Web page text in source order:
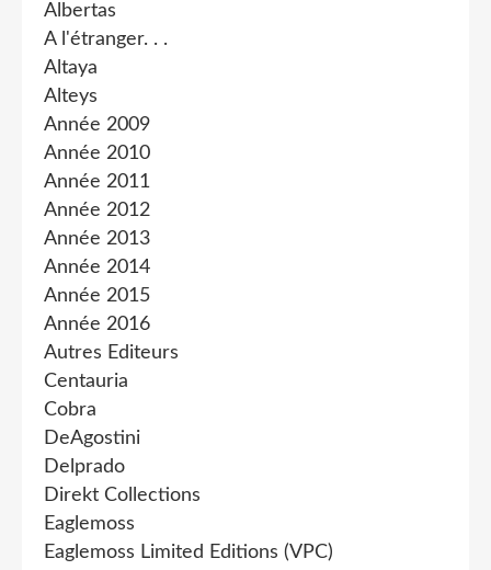
Albertas
A l'étranger. . .
Altaya
Alteys
Année 2009
Année 2010
Année 2011
Année 2012
Année 2013
Année 2014
Année 2015
Année 2016
Autres Editeurs
Centauria
Cobra
DeAgostini
Delprado
Direkt Collections
Eaglemoss
Eaglemoss Limited Editions (VPC)